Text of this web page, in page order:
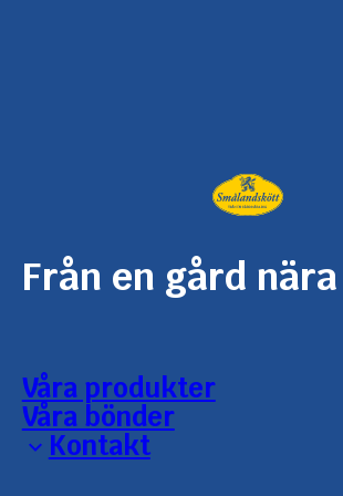
Från en gård
Våra produkter
Våra bönder
Kontakt